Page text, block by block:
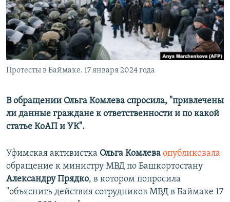
СОЦИАЛЬНЫЕ СЕТИ
Протесты в Баймаке. 17 января 2024 года
В обращении Ольга Комлева спросила, "привлечены
ли данные граждане к ответственности и по какой
статье КоАП и УК".
Уфимская активистка Ольга Комлева опубликовала
обращение к министру МВД по Башкортостану
Александру Прядко, в котором попросила
"объяснить действия сотрудников МВД в Баймаке 17